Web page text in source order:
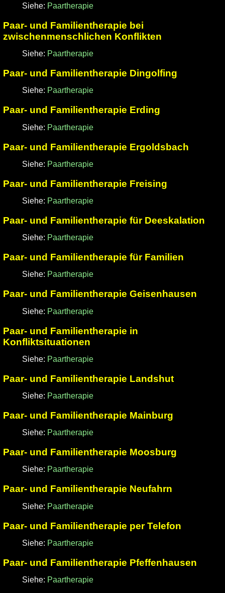
Siehe: Paartherapie
Paar- und Familientherapie bei
zwischenmenschlichen Konflikten
Siehe: Paartherapie
Paar- und Familientherapie Dingolfing
Siehe: Paartherapie
Paar- und Familientherapie Erding
Siehe: Paartherapie
Paar- und Familientherapie Ergoldsbach
Siehe: Paartherapie
Paar- und Familientherapie Freising
Siehe: Paartherapie
Paar- und Familientherapie für Deeskalation
Siehe: Paartherapie
Paar- und Familientherapie für Familien
Siehe: Paartherapie
Paar- und Familientherapie Geisenhausen
Siehe: Paartherapie
Paar- und Familientherapie in
Konfliktsituationen
Siehe: Paartherapie
Paar- und Familientherapie Landshut
Siehe: Paartherapie
Paar- und Familientherapie Mainburg
Siehe: Paartherapie
Paar- und Familientherapie Moosburg
Siehe: Paartherapie
Paar- und Familientherapie Neufahrn
Siehe: Paartherapie
Paar- und Familientherapie per Telefon
Siehe: Paartherapie
Paar- und Familientherapie Pfeffenhausen
Siehe: Paartherapie